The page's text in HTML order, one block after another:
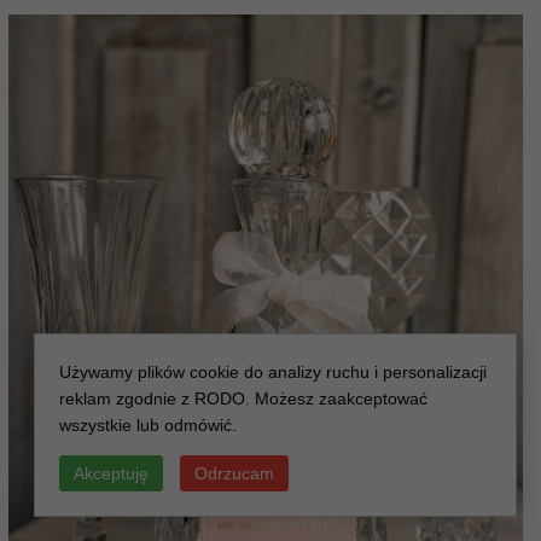
Używamy plików cookie do analizy ruchu i personalizacji
reklam zgodnie z RODO. Możesz zaakceptować
wszystkie lub odmówić.
Akceptuję Odrzucam